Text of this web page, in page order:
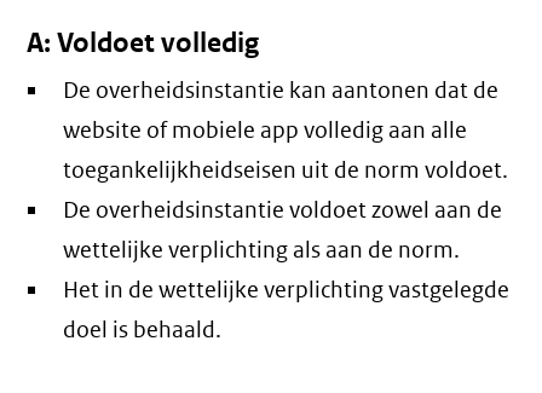
A: Voldoet volledig
De overheidsinstantie kan aantonen dat de
website of mobiele app volledig aan alle
toegankelijkheidseisen uit de norm voldoet.
De overheidsinstantie voldoet zowel aan de
wettelijke verplichting als aan de norm.
Het in de wettelijke verplichting vastgelegde
doel is behaald.